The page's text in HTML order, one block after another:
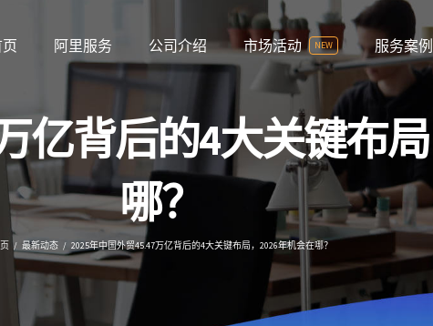
阿里服务 公司介绍 市场活动 NEW 服务案例
亿背后的4大关键布
哪？
/ 最新动态 / 2025年中国外贸45.47万亿背后的4大关键布局，2026年机会在哪？